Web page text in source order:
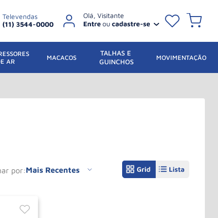
Televendas
(11) 3544-0000
AR
MACACOS
TALHAS E
GUINCHOS
MOVIMENTAÇÃO
por Mais Recentes